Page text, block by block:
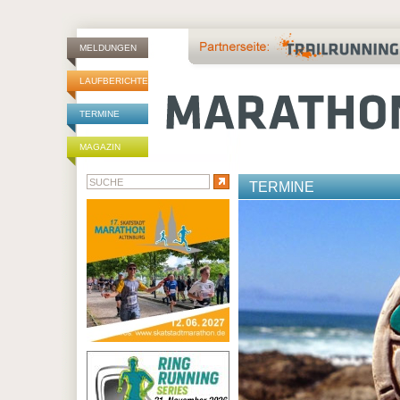
MELDUNGEN
LAUFBERICHTE
TERMINE
MAGAZIN
TERMINE